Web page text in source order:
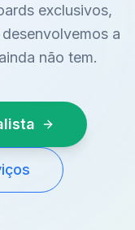
exclusivos,
a
não tem.